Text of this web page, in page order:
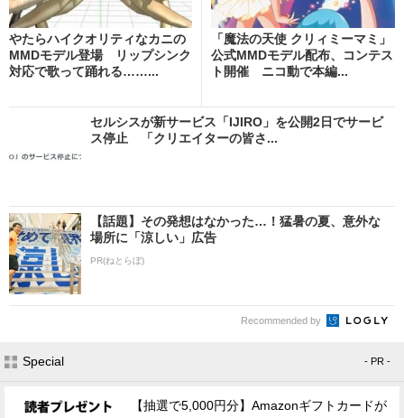
やたらハイクオリティなカニの
MMDモデル登場 リップシンク
対応で歌って踊れる……...
「魔法の天使 クリィミーマミ」
公式MMDモデル配布、コンテス
ト開催 ニコ動で本編...
セルシスが新サービス「IJIRO」を公開2日でサービ
ス停止 「クリエイターの皆さ...
【話題】その発想はなかった…！猛暑の夏、意外な
場所に「涼しい」広告
PR(ねとらぼ)
Recommended by
Special - PR -
【抽選で5,000円分】Amazonギフトカードが